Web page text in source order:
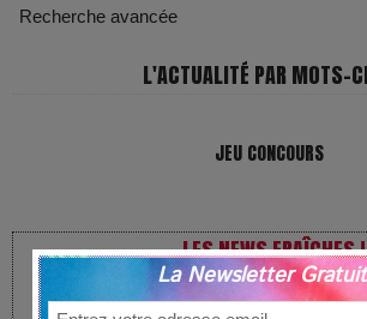
Recherche avancée
L'ACTUALITÉ PAR MOTS-
JEU CONCOURS
LES NEWS FRAÎCHES !
La Newsletter